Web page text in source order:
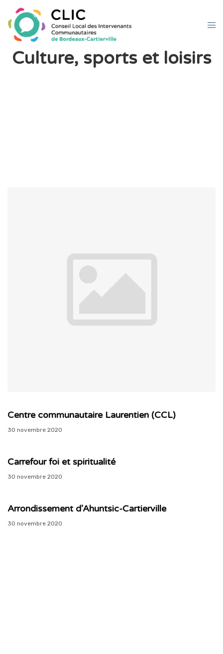
Culture, sports et loisirs
Centre communautaire Laurentien (CCL)
30 novembre 2020
Carrefour foi et spiritualité
30 novembre 2020
Arrondissement d’Ahuntsic-Cartierville
30 novembre 2020